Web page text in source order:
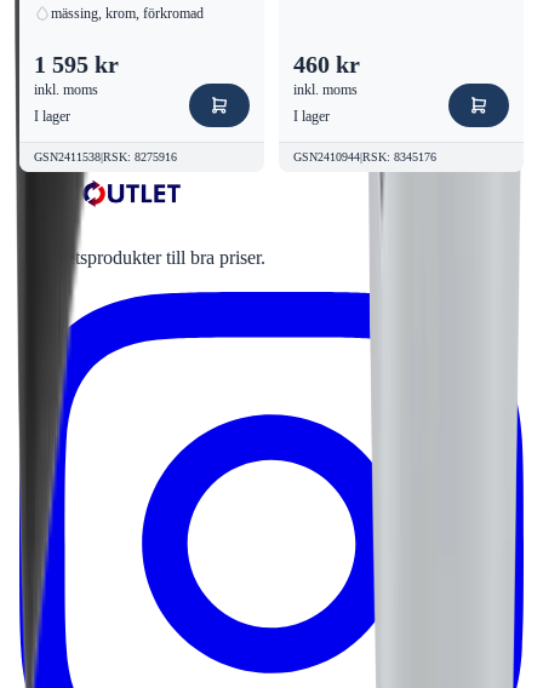
mässing, krom, förkromad
1 595 kr
inkl. moms
I lager
GSN2411538|RSK: 8275916
460 kr
inkl. moms
I lager
GSN2410944|RSK: 8345176
Kvalitetsprodukter till bra priser.